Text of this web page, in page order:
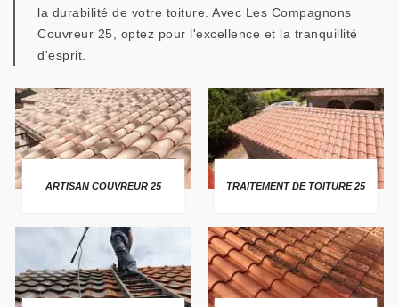
la durabilité de votre toiture. Avec Les Compagnons
Couvreur 25, optez pour l'excellence et la tranquillité
d'esprit.
ARTISAN COUVREUR 25 TRAITEMENT DE TOITURE 25